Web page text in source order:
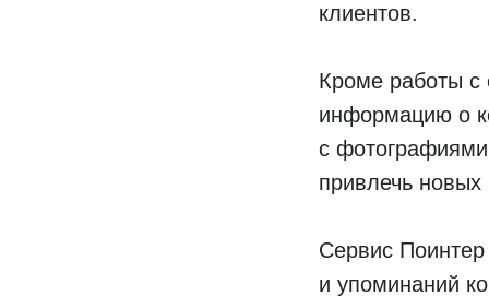
клиентов.
Кроме работы с
информацию о
с
привлечь
Сервис Поинтер
и упоминаний